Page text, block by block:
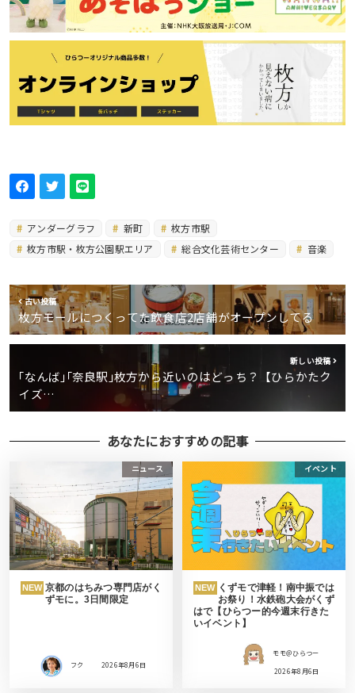
アンダーグラフ 新町
枚方市駅
枚方市駅・枚方公園駅エリア
総合文化芸術センター 音楽
古い投稿
枚方モールにつくってた飲食店2店舗がオープンしてる
新しい投稿
｢なんば｣｢奈良駅｣枚方から近いのはどっち？【ひらかたク
イズ…
あなたにおすすめの記事
ニュース
NEW 京都のはちみつ専門店がく
ずモに。3日間限定
フク 2026年8月6日
イベント
NEW くずモで津軽！南中振では
お祭り！水鉄砲大会がくず
はで【ひらつー的今週末行きた
いイベント】
モモ＠ひらつー
2026年8月6日